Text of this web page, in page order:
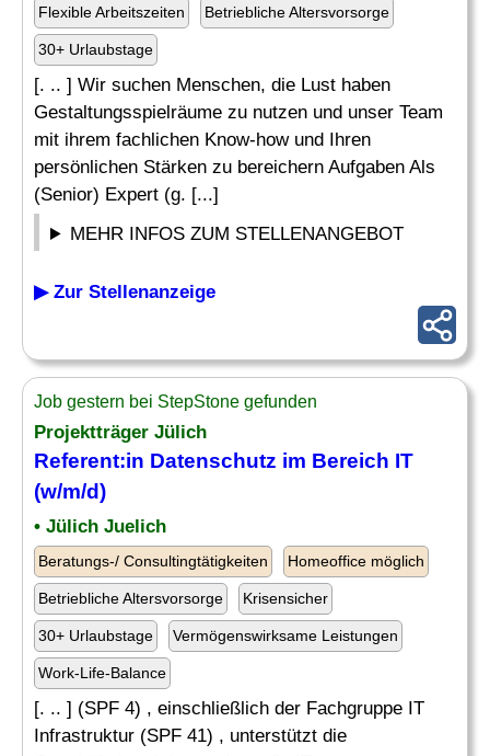
Flexible Arbeitszeiten Betriebliche Altersvorsorge
30+ Urlaubstage
[. .. ] Wir suchen Menschen, die Lust haben
Gestaltungsspielräume zu nutzen und unser Team
mit ihrem fachlichen Know-how und Ihren
persönlichen Stärken zu bereichern Aufgaben Als
(Senior) Expert (g. [...]
MEHR INFOS ZUM STELLENANGEBOT
▶ Zur Stellenanzeige
Job gestern bei StepStone gefunden
Projektträger Jülich
Referent:in Datenschutz im Bereich IT
(w/m/d)
• Jülich Juelich
Beratungs-/ Consultingtätigkeiten Homeoffice möglich
Betriebliche Altersvorsorge Krisensicher
30+ Urlaubstage Vermögenswirksame Leistungen
Work-Life-Balance
[. .. ] (SPF 4) , einschließlich der Fachgruppe IT
Infrastruktur (SPF 41) , unterstützt die